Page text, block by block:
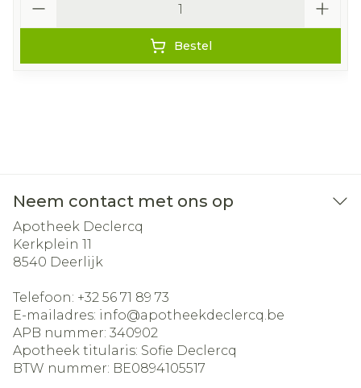
Bestel
Neem contact met ons op
Apotheek Declercq
Kerkplein 11
8540 Deerlijk
Telefoon: +32 56 71 89 73
E-mailadres: info@apotheekdeclercq.be
APB nummer: 340902
Apotheek titularis: Sofie Declercq
BTW nummer: BE0894105517